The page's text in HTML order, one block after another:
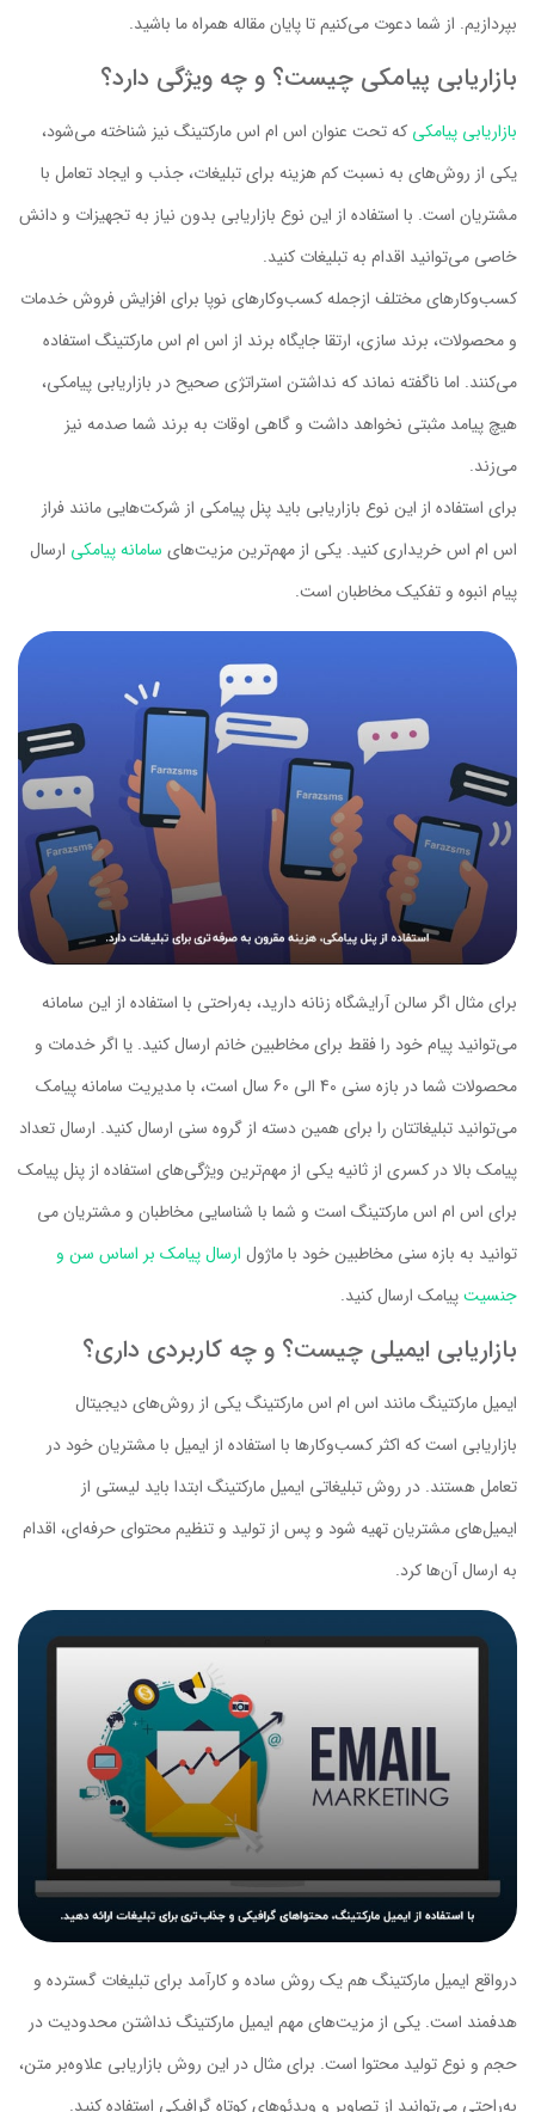
بپردازیم. از شما دعوت می‌کنیم تا پایان مقاله همراه ما باشید.
بازاریابی پیامکی چیست؟ و چه ویژگی دارد؟
بازاریابی پیامکی که تحت عنوان اس ام اس مارکتینگ نیز شناخته می‌شود،
یکی از روش‌های به نسبت کم ‌هزینه برای تبلیغات، جذب و ایجاد تعامل با
مشتریان است. با استفاده از این نوع بازاریابی بدون نیاز به تجهیزات و دانش
خاصی می‌توانید اقدام به تبلیغات کنید.
کسب‌وکارهای مختلف ازجمله کسب‌وکارهای نوپا برای افزایش فروش خدمات
و محصولات، برند سازی، ارتقا جایگاه برند از اس ام اس مارکتینگ استفاده
می‌کنند. اما ناگفته نماند که نداشتن استراتژی صحیح در بازاریابی پیامکی،
هیچ پیامد مثبتی نخواهد داشت و گاهی اوقات به برند شما صدمه نیز
می‌زند.
برای استفاده از این نوع بازاریابی باید پنل پیامکی از شرکت‌هایی مانند فراز
اس ام اس خریداری کنید. یکی از مهم‌ترین مزیت‌های سامانه پیامکی ارسال
پیام انبوه و تفکیک مخاطبان است.
برای مثال اگر سالن آرایشگاه زنانه دارید، به‌راحتی با استفاده از این سامانه
می‌توانید پیام خود را فقط برای مخاطبین خانم ارسال کنید. یا اگر خدمات و
محصولات شما در بازه سنی 40 الی 60 سال است، با مدیریت سامانه پیامک
می‌توانید تبلیغاتتان را برای همین دسته از گروه سنی ارسال کنید. ارسال تعداد
پیامک بالا در کسری از ثانیه یکی از مهم‌ترین ویژگی‌های استفاده از پنل پیامک
برای اس ام اس مارکتینگ است و شما با شناسایی مخاطبان و مشتریان می
توانید به بازه سنی مخاطبین خود با ماژول ارسال پیامک بر اساس سن و
جنسیتپیامک ارسال کنید.
بازاریابی ایمیلی چیست؟ و چه کاربردی داری؟
ایمیل مارکتینگ مانند اس ام اس مارکتینگ یکی از روش‌های دیجیتال
بازاریابی است که اکثر کسب‌وکارها با استفاده از ایمیل با مشتریان خود در
تعامل هستند. در روش تبلیغاتی ایمیل مارکتینگ ابتدا باید لیستی از
ایمیل‌های مشتریان تهیه شود و پس از تولید و تنظیم محتوای حرفه‌ای، اقدام
به ارسال آن‌ها کرد.
درواقع ایمیل مارکتینگ هم یک روش ساده و کارآمد برای تبلیغات گسترده و
هدفمند است. یکی از مزیت‌های مهم ایمیل مارکتینگ نداشتن محدودیت در
حجم و نوع تولید محتوا است. برای مثال در این روش بازاریابی علاوه‌بر متن،
به‌راحتی می‌توانید از تصاویر و ویدئوهای کوتاه گرافیکی استفاده کنید.